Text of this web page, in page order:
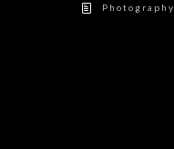
Photography